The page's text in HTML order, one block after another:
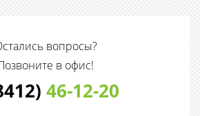
вопросы?
в офис!
46-12-20